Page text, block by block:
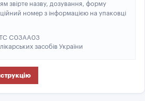
звірте назву, дозування, форму
номер з інформацією на упаковці
C03AA03
засобів України